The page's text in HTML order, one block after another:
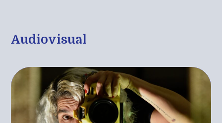
Audiovisual